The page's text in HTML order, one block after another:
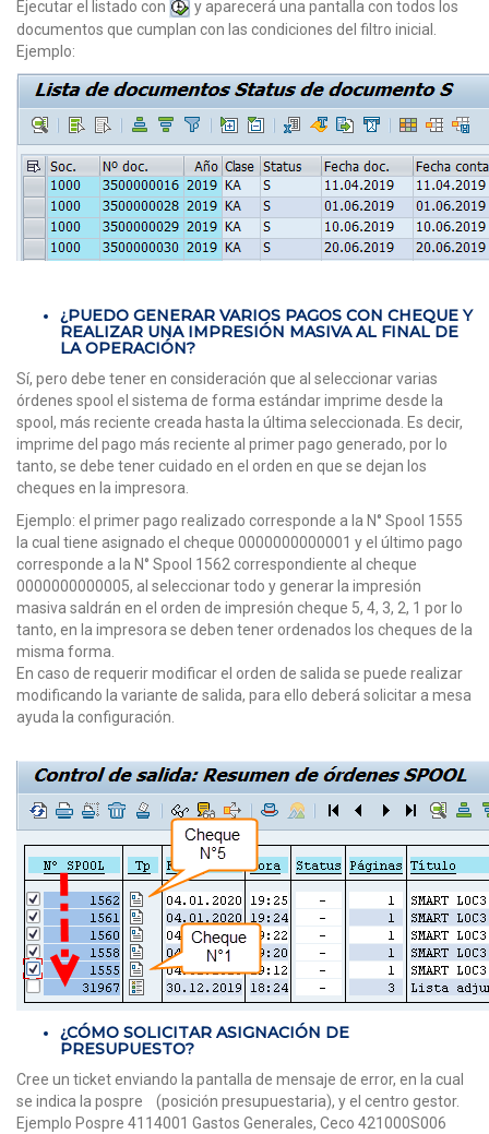
Ejecutar el listado con
y aparecerá una pantalla con todos los
documentos que cumplan con las condiciones del filtro inicial.
Ejemplo:
¿PUEDO GENERAR VARIOS PAGOS CON CHEQUE Y
REALIZAR UNA IMPRESIÓN MASIVA AL FINAL DE
LA OPERACIÓN?
Sí, pero debe tener en consideración que al seleccionar varias
órdenes spool el sistema de forma estándar imprime desde la
spool, más reciente creada hasta la última seleccionada. Es decir,
imprime del pago más reciente al primer pago generado, por lo
tanto, se debe tener cuidado en el orden en que se dejan los
cheques en la impresora.
Ejemplo: el primer pago realizado corresponde a la N° Spool 1555
la cual tiene asignado el cheque 0000000000001 y el último pago
corresponde a la N° Spool 1562 correspondiente al cheque
0000000000005, al seleccionar todo y generar la impresión
masiva saldrán en el orden de impresión cheque 5, 4, 3, 2, 1 por lo
tanto, en la impresora se deben tener ordenados los cheques de la
misma forma.
En caso de requerir modificar el orden de salida se puede realizar
modificando la variante de salida, para ello deberá solicitar a mesa
ayuda la configuración.
¿CÓMO SOLICITAR ASIGNACIÓN DE
PRESUPUESTO?
Cree un ticket enviando la pantalla de mensaje de error, en la cual
se indica la pospre (posición presupuestaria), y el centro gestor.
Ejemplo Pospre 4114001 Gastos Generales, Ceco 421000S006